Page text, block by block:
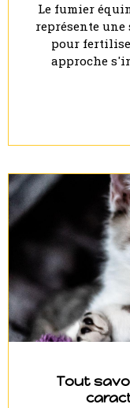
Le fumier
représente
pour
approche
Tout